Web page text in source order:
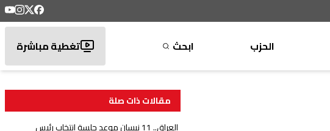
الحزب ابحث تغطية مباشرة
مقالات ذات صلة
العراق.. 11 نيسان موعد جلسة انتخاب رئيس